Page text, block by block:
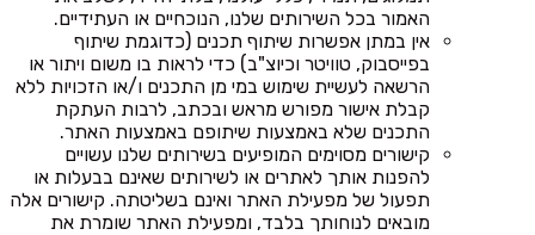
האמור בכל השירותים שלנו, הנוכחיים או העתידיים.
אין במתן אפשרות שיתוף תכנים (כדוגמת שיתוף
בפייסבוק, טוויטר וכיוצ"ב) כדי לראות בו משום ויתור או
הרשאה לעשיית שימוש במי מן התכנים ו/או הזכויות ללא
קבלת אישור מפורש מראש ובכתב, לרבות העתקת
התכנים שלא באמצעות שיתופם באמצעות האתר.
קישורים מסוימים המופיעים בשירותים שלנו עשויים
להפנות אותך לאתרים או לשירותים שאינם בבעלות או
תפעול של מפעילת האתר ואינם בשליטתה. קישורים אלה
מובאים לנוחותך בלבד, ומפעילת האתר שומרת את